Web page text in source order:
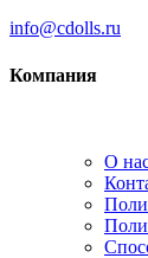
info@cdolls.ru
Компания
О